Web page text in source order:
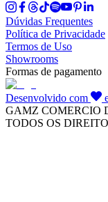
Dúvidas Frequentes
Política de Privacidade
Termos de Uso
Showrooms
Formas de pagamento
Desenvolvido com
GAMZ COMERCIO
TODOS OS